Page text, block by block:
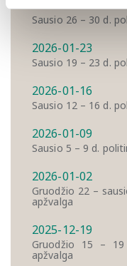
2026-01-30
Sausio 26 – 30 d.
2026-01-23
Sausio 19 – 23 d.
2026-01-16
Sausio 12 – 16 d.
2026-01-09
Sausio 5 – 9 d.
2026-01-02
Gruodžio 22 –
apžvalga
2025-12-19
Gruodžio 15 –
apžvalga